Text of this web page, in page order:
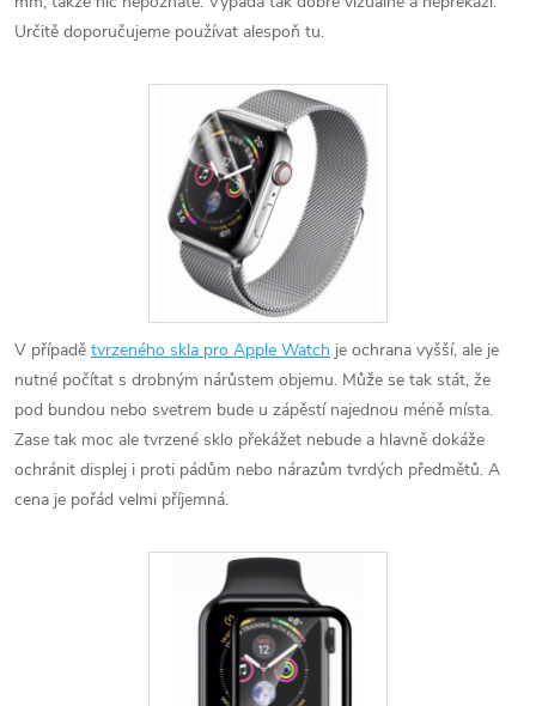
Určitě doporučujeme používat alespoň tu.
V případě tvrzeného skla pro Apple Watch je ochrana vyšší, ale je
nutné počítat s drobným nárůstem objemu. Může se tak stát, že
pod bundou nebo svetrem bude u zápěstí najednou méně místa.
Zase tak moc ale tvrzené sklo překážet nebude a hlavně dokáže
ochránit displej i proti pádům nebo nárazům tvrdých předmětů. A
cena je pořád velmi příjemná.